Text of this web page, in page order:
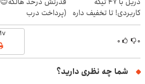
کاربردی! تا تخفیف داره
بخرش!🔥
(پرداخت درب
منزل+گارانتی تعویض)
۰ ۰
شما چه نظری دارید؟